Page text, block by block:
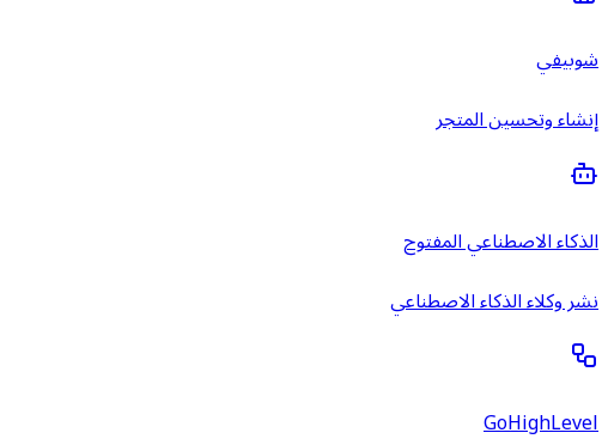
شوبيفي
إنشاء وتحسين المتجر
الذكاء الاصطناعي المفتوح
نشر وكلاء الذكاء الاصطناعي
GoHighLevel